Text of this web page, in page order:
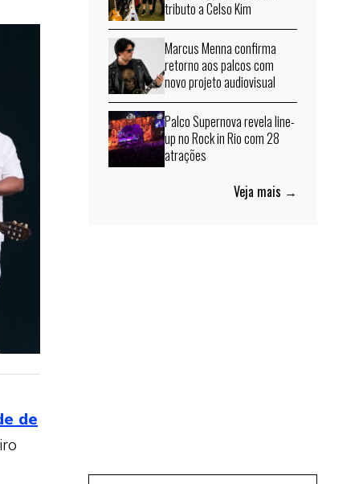
de
tributo a Celso Kim
Marcus Menna confirma
retorno aos palcos com
novo projeto audiovisual
Palco Supernova revela line-
up no Rock in Rio com 28
atrações
Veja mais →